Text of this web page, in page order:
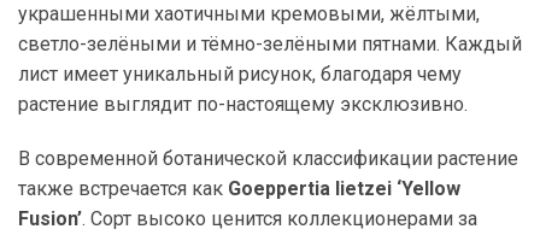
украшенными хаотичными кремовыми, жёлтыми,
светло-зелёными и тёмно-зелёными пятнами. Каждый
лист имеет уникальный рисунок, благодаря чему
растение выглядит по-настоящему эксклюзивно.
В современной ботанической классификации растение
также встречается как Goeppertia lietzei ‘Yellow
Fusion’. Сорт высоко ценится коллекционерами за